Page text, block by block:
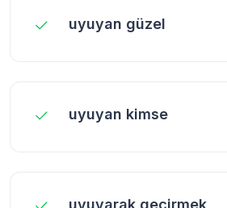
uyuyan güzel
uyuyan kimse
uyuyarak geçirmek